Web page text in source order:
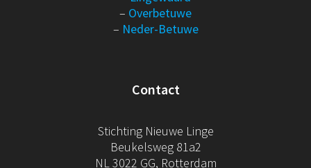
– Overbetuwe
– Neder-Betuwe
Contact
Stichting Nieuwe Linge
Beukelsweg 81a2
NL 3022 GG, Rotterdam